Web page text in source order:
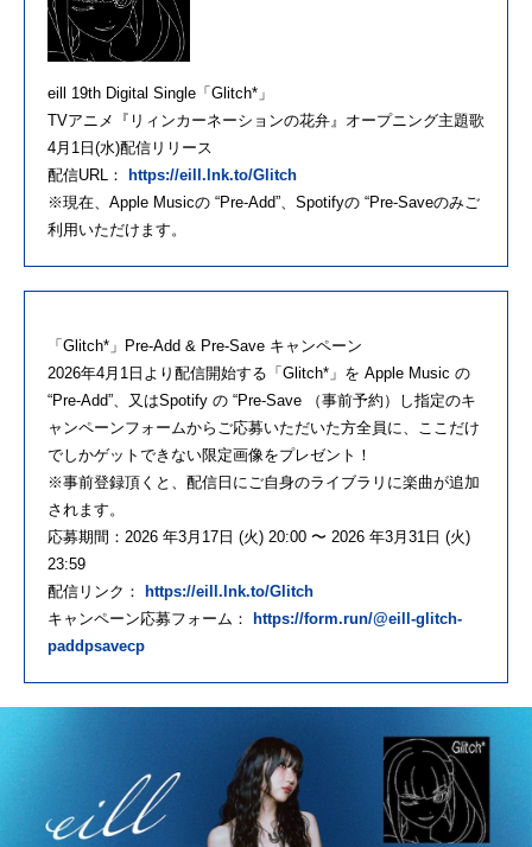
eill 19th Digital Single「Glitch*」
TVアニメ『リィンカーネーションの花弁』オープニング主題歌
4月1日(水)配信リリース
配信URL：
https://eill.lnk.to/Glitch
※現在、Apple Musicの “Pre-Add”、Spotifyの “Pre-Saveのみご
利用いただけます。
「Glitch*」Pre-Add & Pre-Save キャンペーン
2026年4月1日より配信開始する「Glitch*」を Apple Music の
“Pre-Add”、又はSpotify の “Pre-Save （事前予約）し指定のキ
ャンペーンフォームからご応募いただいた方全員に、ここだけ
でしかゲットできない限定画像をプレゼント！
※事前登録頂くと、配信日にご自身のライブラリに楽曲が追加
されます。
応募期間：2026 年3月17日 (火) 20:00 〜 2026 年3月31日 (火)
23:59
配信リンク：
https://eill.lnk.to/Glitch
キャンペーン応募フォーム：
https://form.run/@eill-glitch-
paddpsavecp